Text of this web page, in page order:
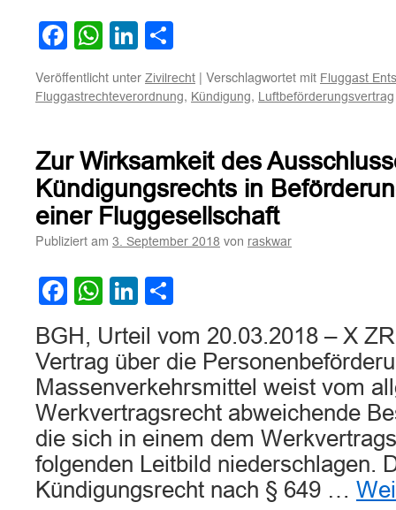
Facebook
WhatsApp
LinkedIn
Veröffentlicht unter Zivilrecht | Verschlagwortet mit Fluggast
Fluggastrechteverordnung, Kündigung, Luftbeförderungsvertrag
Zur Wirksamkeit des
Kündigungsrechts in
einer Fluggesellschaft
Publiziert am 3. September 2018 von raskwar
Facebook
WhatsApp
LinkedIn
BGH, Urteil vom 20.03.2018 – X
Vertrag über die
Massenverkehrsmittel weist vom
Werkvertragsrecht abweichende
die sich in einem dem
folgenden Leitbild niederschlagen.
Kündigungsrecht nach § 649 …